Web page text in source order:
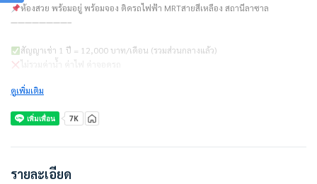
ห้องสวย พร้อมอยู่ พร้อมจอง ติดรถไฟฟ้า MRTสายสีเหลือง สถานีลาซาล
————————–
สัญญาเช่า 1 ปี = 12,000 บาท/เดือน (รวมส่วนกลางแล้ว)
ไม่รวมค่าน้ำ ค่าไฟ ค่าจอดรถ
ชำระเงินก่อนเข้าอยู่
– ค่าประกัน 2 เดือน = 24,000 บาท
————————–
เครื่องใช้ไฟฟ้า/ตกแต่งเฟอร์นิเจอร์พร้อมอยู่
ดูเพิ่มเติม
รายละเอียด